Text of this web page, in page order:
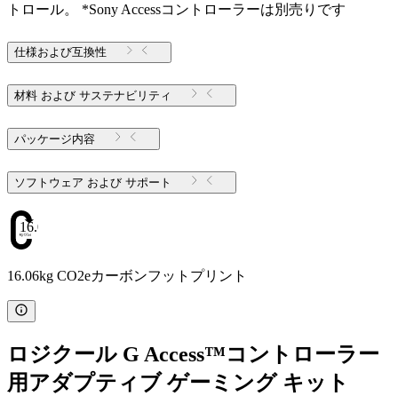
トロール。 *Sony Accessコントローラーは別売りです
仕様および互換性
材料 および サステナビリティ
パッケージ内容
ソフトウェア および サポート
16.06
16.06kg CO2eカーボンフットプリント
ロジクール G Access™コントローラー
用アダプティブ ゲーミング キット